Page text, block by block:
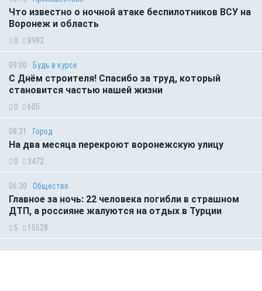
Что известно о ночной атаке беспилотников ВСУ на
Воронеж и область
0 8982
09:00 Будь в курсе
С Днём строителя! Спасибо за труд, который
становится частью нашей жизни
0 605
08:31 Город
На два месяца перекроют воронежскую улицу
0 3472
06:30 Общество
Главное за ночь: 22 человека погибли в страшном
ДТП, а россияне жалуются на отдых в Турции
5 10528